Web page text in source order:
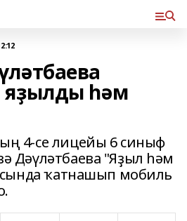
яҙылды һәм
4-се лицейы 6 синыф
Дәүләтбаева "Яҙыл һәм
ҡатнашып мобиль